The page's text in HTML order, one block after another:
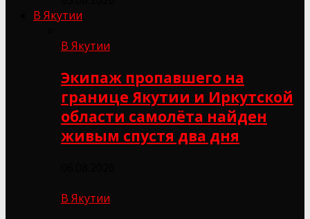
В Якутии
В Якутии
Экипаж пропавшего на
границе Якутии и Иркутской
области самолёта найден
живым спустя два дня
В Якутии